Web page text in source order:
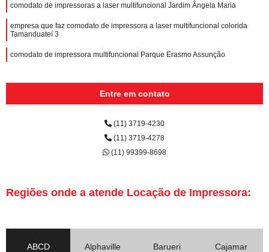
comodato de impressoras a laser multifuncional Jardim Ângela Maria
empresa que faz comodato de impressora a laser multifuncional colorida
Tamanduateí 3
comodato de impressora multifuncional Parque Erasmo Assunção
Entre em contato
(11) 3719-4230
(11) 3719-4278
(11) 99399-8698
Regiões onde a atende Locação de Impressora:
ABCD Alphaville Barueri Cajamar